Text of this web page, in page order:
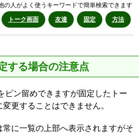
の人がよく使うキーワードで簡単検索できます
トーク画面
友達 固定 方法
する場合の注意点
ピン留めできますが固定したトー
更することはできません。
常に一覧の上部へ表示されますがそ